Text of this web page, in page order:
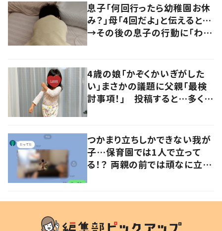
息子「何回行ったら幼稚園お休
み？」母「4回だよ」と伝えると…
→その後の息子の行動に「わか
4歳の娘「かぞくかいぎがした
い」まさかの議題に父親「最検
討事項！」 投稿すると…多くの
つかまり立ちしかできない我が
子…保育園では1人で立って
る！？ 両親の前では頑なに立た